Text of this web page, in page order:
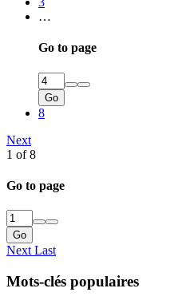
…
Go to page
Go
8
Next
1 of 8
Go to page
Go
Next Last
Mots-clés populaires